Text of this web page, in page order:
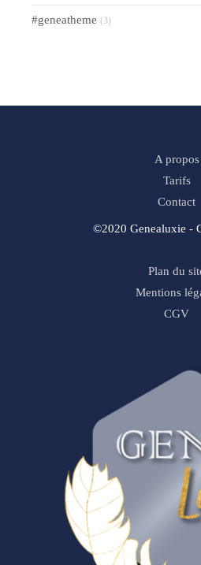
#geneatheme (3)
A propos
Tarifs
Contact
©2020 Genealuxie -
Plan du
Mentions
CGV